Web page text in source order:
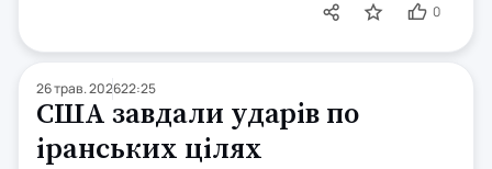
0
26 трав. 202622:25
США завдали ударів по
іранських цілях